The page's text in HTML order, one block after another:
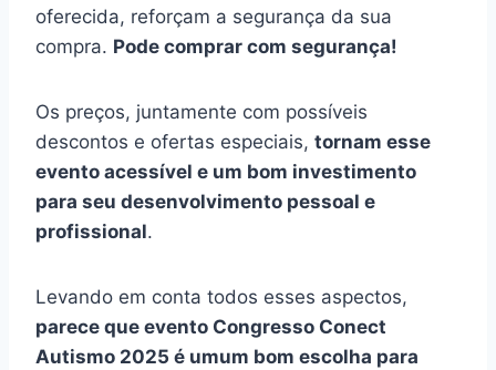
oferecida, reforçam a segurança da sua
compra. Pode comprar com segurança!
Os preços, juntamente com possíveis
descontos e ofertas especiais, tornam esse
evento acessível e um bom investimento
para seu desenvolvimento pessoal e
profissional.
Levando em conta todos esses aspectos,
parece que evento Congresso Conect
Autismo 2025 é umum bom escolha para